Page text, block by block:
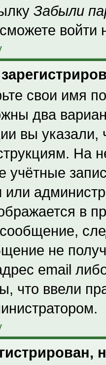
Забыли
свои имя
два
вы
На
учётные
или
в
не
email
что ввели